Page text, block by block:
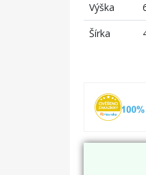
Výška
Šírka